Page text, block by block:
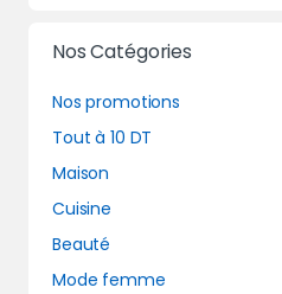
Nos Catégories
Nos promotions
Tout à 10 DT
Maison
Cuisine
Beauté
Mode femme